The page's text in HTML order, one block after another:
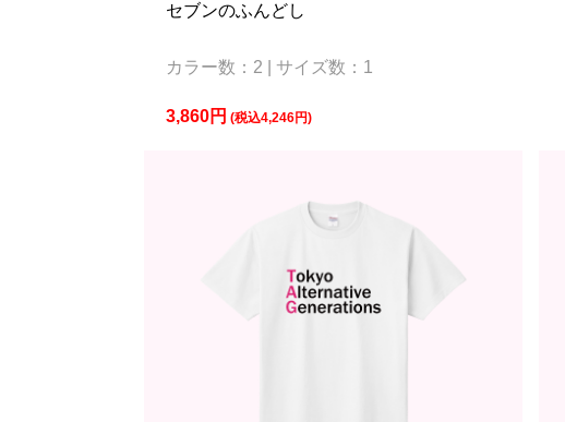
セブンのふんどし
カラー数：2 | サイズ数：1
3,860円 (税込4,246円)